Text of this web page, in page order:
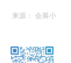
来源： 会展小